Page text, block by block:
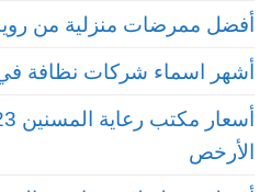
أفضل ممرضات منزلية من
أشهر اسماء شركات نظافة في
الأرخص